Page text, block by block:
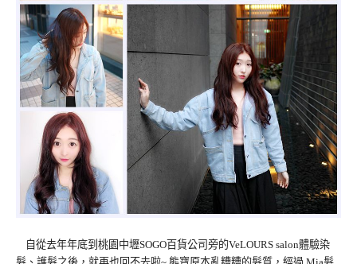
自從去年年底到桃園中壢SOGO百貨公司旁的VeLOURS salon體驗染